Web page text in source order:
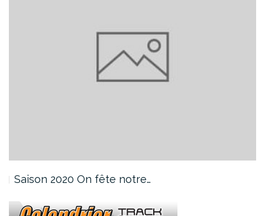
Saison 2020 On fête notre…